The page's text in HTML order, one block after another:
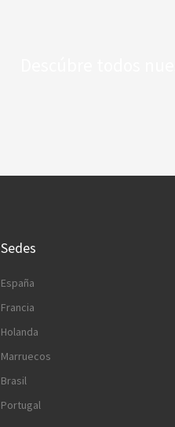
Sedes
España
Francia
Holanda
Marruecos
Brasil
Portugal